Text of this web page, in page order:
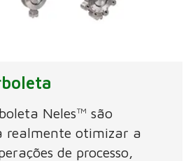
Neles™ são
realmente otimizar a
de processo,